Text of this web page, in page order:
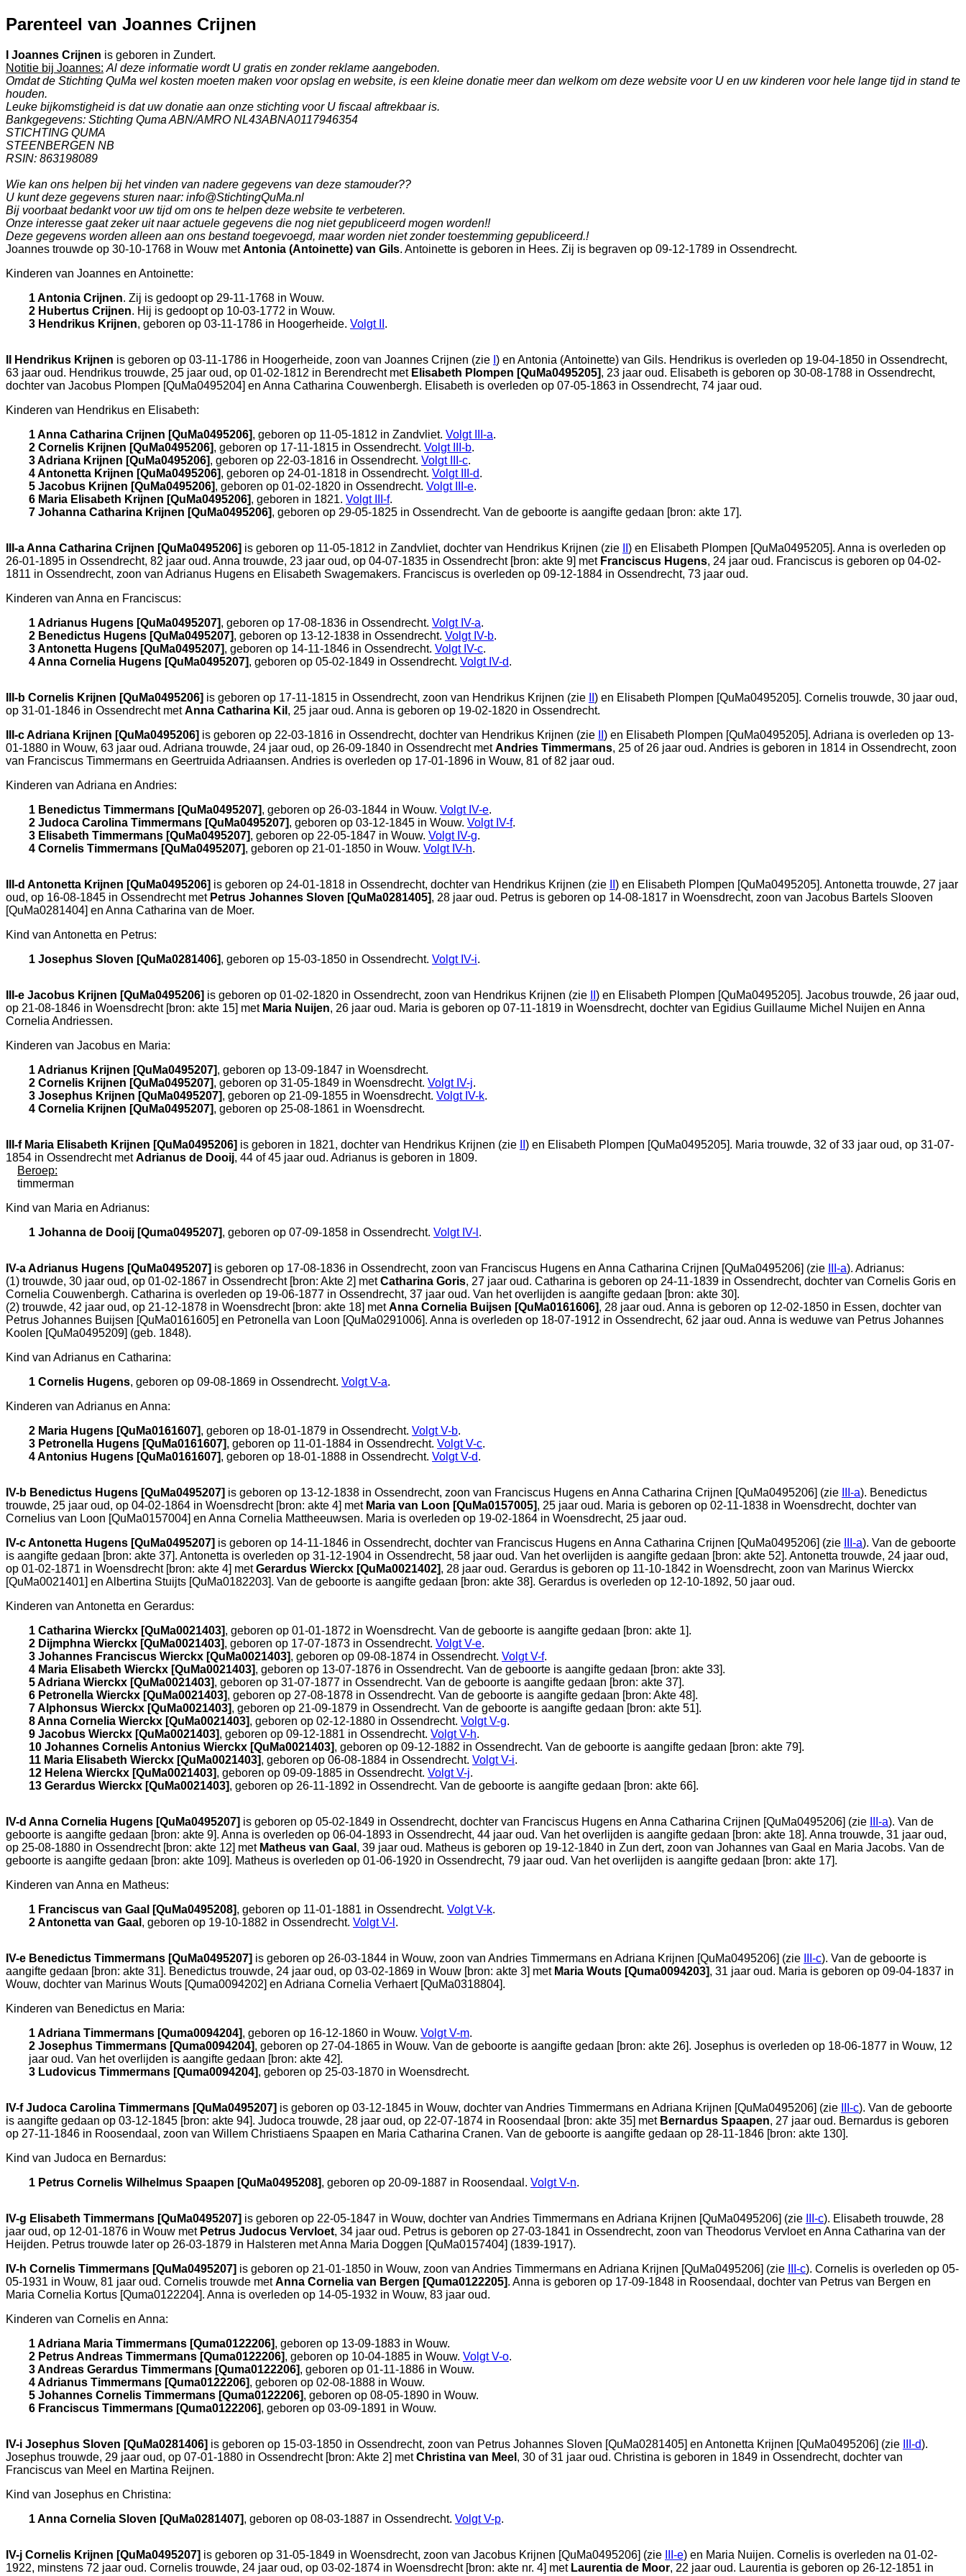
Parenteel van Joannes Crijnen
Joannes Crijnen is geboren in Zundert.
Notitie bij Joannes: Al deze informatie wordt U gratis en zonder reklame aangeboden.
Omdat de Stichting QuMa wel kosten moeten maken voor opslag en website, is een kleine donatie meer dan welkom om deze website voor U en uw kinderen voor hele lange tijd in stand te
houden.
Leuke bijkomstigheid is dat uw donatie aan onze stichting voor U fiscaal aftrekbaar is.
Bankgegevens: Stichting Quma ABN/AMRO NL43ABNA0117946354
STICHTING QUMA
STEENBERGEN NB
RSIN: 863198089
Wie kan ons helpen bij het vinden van nadere gegevens van deze stamouder??
U kunt deze gegevens sturen naar: info@StichtingQuMa.nl
Bij voorbaat bedankt voor uw tijd om ons te helpen deze website te verbeteren.
Onze interesse gaat zeker uit naar actuele gegevens die nog niet gepubliceerd mogen worden!!
Deze gegevens worden alleen aan ons bestand toegevoegd, maar worden niet zonder toestemming gepubliceerd.!
Joannes trouwde op 30-10-1768 in Wouw metAntonia (Antoinette) van Gils. Antoinette is geboren in Hees. Zij is begraven op 09-12-1789 in Ossendrecht.
Kinderen van Joannes en Antoinette:
1 Antonia Crijnen. Zij is gedoopt op 29-11-1768 in Wouw.
2 Hubertus Crijnen. Hij is gedoopt op 10-03-1772 in Wouw.
3 Hendrikus Krijnen, geboren op 03-11-1786 in Hoogerheide. Volgt .
Hendrikus Krijnen is geboren op 03-11-1786 in Hoogerheide, zoon van Joannes Crijnen (zie ) en Antonia (Antoinette) van Gils. Hendrikus is overleden op 19-04-1850 in Ossendrecht,
63 jaar oud. Hendrikus trouwde, 25 jaar oud, op 01-02-1812 in Berendrechtmet Elisabeth Plompen [QuMa0495205], 23 jaar oud. Elisabeth is geboren op 30-08-1788 in Ossendrecht,
dochter van Jacobus Plompen [QuMa0495204] en Anna Catharina Couwenbergh. Elisabeth is overleden op 07-05-1863 in Ossendrecht, 74 jaar oud.
Kinderen van Hendrikus en Elisabeth:
1 Anna Catharina Crijnen [QuMa0495206], geboren op 11-05-1812 in Zandvliet. Volgt III-a.
2 Cornelis Krijnen [QuMa0495206], geboren op 17-11-1815 in Ossendrecht. Volgt III-b.
3 Adriana Krijnen [QuMa0495206], geboren op 22-03-1816 in Ossendrecht. Volgt III-c.
4 Antonetta Krijnen [QuMa0495206], geboren op 24-01-1818 in Ossendrecht. Volgt III-d.
5 Jacobus Krijnen [QuMa0495206], geboren op 01-02-1820 in Ossendrecht. Volgt III-e.
6 Maria Elisabeth Krijnen [QuMa0495206], geboren in 1821. Volgt III-f.
7 Johanna Catharina Krijnen [QuMa0495206], geboren op 29-05-1825 in Ossendrecht. Van de geboorte is aangifte gedaan [bron: akte 17].
III-aAnna Catharina Crijnen [QuMa0495206] is geboren op 11-05-1812 in Zandvliet, dochter van Hendrikus Krijnen (zie ) en Elisabeth Plompen [QuMa0495205]. Anna is overleden op
26-01-1895 in Ossendrecht, 82 jaar oud. Anna trouwde, 23 jaar oud, op 04-07-1835 in Ossendrecht[bron: akte 9] met Franciscus Hugens, 24 jaar oud. Franciscus is geboren op 04-02-
1811 in Ossendrecht, zoon van Adrianus Hugens en Elisabeth Swagemakers. Franciscus is overleden op 09-12-1884 in Ossendrecht, 73 jaar oud.
Kinderen van Anna en Franciscus:
1 Adrianus Hugens [QuMa0495207], geboren op 17-08-1836 in Ossendrecht. Volgt IV-a.
2 Benedictus Hugens [QuMa0495207], geboren op 13-12-1838 in Ossendrecht. Volgt IV-b.
3 Antonetta Hugens [QuMa0495207], geboren op 14-11-1846 in Ossendrecht. Volgt IV-c.
4 Anna Cornelia Hugens [QuMa0495207], geboren op 05-02-1849 in Ossendrecht. Volgt IV-d.
III-b Cornelis Krijnen [QuMa0495206] is geboren op 17-11-1815 in Ossendrecht, zoon van Hendrikus Krijnen (zie ) en Elisabeth Plompen [QuMa0495205]. Cornelis trouwde, 30 jaar oud,
op 31-01-1846 in OssendrechtmetAnna Catharina Kil , 25 jaar oud. Anna is geboren op 19-02-1820 in Ossendrecht.
III-cAdriana Krijnen [QuMa0495206] is geboren op 22-03-1816 in Ossendrecht, dochter van Hendrikus Krijnen (zie ) en Elisabeth Plompen [QuMa0495205]. Adriana is overleden op 13-
01-1880 in Wouw, 63 jaar oud. Adriana trouwde, 24 jaar oud, op 26-09-1840 in OssendrechtmetAndries Timmermans, 25 of 26 jaar oud. Andries is geboren in 1814 in Ossendrecht, zoon
van Franciscus Timmermans en Geertruida Adriaansen. Andries is overleden op 17-01-1896 in Wouw, 81 of 82 jaar oud.
Kinderen van Adriana en Andries:
1 Benedictus Timmermans [QuMa0495207], geboren op 26-03-1844 in Wouw. Volgt IV-e.
2 Judoca Carolina Timmermans [QuMa0495207], geboren op 03-12-1845 in Wouw. Volgt IV-f.
3 Elisabeth Timmermans [QuMa0495207], geboren op 22-05-1847 in Wouw. Volgt IV-g.
4 Cornelis Timmermans [QuMa0495207], geboren op 21-01-1850 in Wouw. Volgt IV-h.
III-d Antonetta Krijnen [QuMa0495206] is geboren op 24-01-1818 in Ossendrecht, dochter van Hendrikus Krijnen (zie ) en Elisabeth Plompen [QuMa0495205]. Antonetta trouwde, 27 jaar
oud, op 16-08-1845 in Ossendrechtmet Petrus Johannes Sloven [QuMa0281405], 28 jaar oud. Petrus is geboren op 14-08-1817 in Woensdrecht, zoon van Jacobus Bartels Slooven
[QuMa0281404] en Anna Catharina van de Moer.
Kind van Antonetta en Petrus:
1 Josephus Sloven [QuMa0281406], geboren op 15-03-1850 in Ossendrecht. Volgt IV-i.
III-e Jacobus Krijnen [QuMa0495206] is geboren op 01-02-1820 in Ossendrecht, zoon van Hendrikus Krijnen (zie ) en Elisabeth Plompen [QuMa0495205]. Jacobus trouwde, 26 jaar oud,
op 21-08-1846 in Woensdrecht[bron: akte 15] met Maria Nuijen, 26 jaar oud. Maria is geboren op 07-11-1819 in Woensdrecht, dochter van Egidius Guillaume Michel Nuijen en Anna
Cornelia Andriessen.
Kinderen van Jacobus en Maria:
1 Adrianus Krijnen [QuMa0495207], geboren op 13-09-1847 in Woensdrecht.
2 Cornelis Krijnen [QuMa0495207], geboren op 31-05-1849 in Woensdrecht. Volgt IV-j.
3 Josephus Krijnen [QuMa0495207], geboren op 21-09-1855 in Woensdrecht. Volgt IV-k.
4 Cornelia Krijnen [QuMa0495207], geboren op 25-08-1861 in Woensdrecht.
III-fMaria Elisabeth Krijnen [QuMa0495206] is geboren in 1821, dochter van Hendrikus Krijnen (zie ) en Elisabeth Plompen [QuMa0495205]. Maria trouwde, 32 of 33 jaar oud, op 31-07-
1854 in OssendrechtmetAdrianus de Dooij, 44 of 45 jaar oud. Adrianus is geboren in 1809.
Beroep:
timmerman
Kind van Maria en Adrianus:
1 Johanna de Dooij [Quma0495207], geboren op 07-09-1858 in Ossendrecht. Volgt IV-l .
IV-aAdrianus Hugens [QuMa0495207] is geboren op 17-08-1836 in Ossendrecht, zoon van Franciscus Hugens en Anna Catharina Crijnen [QuMa0495206] (zie III-a). Adrianus:
(1) trouwde, 30 jaar oud, op 01-02-1867 in Ossendrecht[bron: Akte 2] metCatharina Goris, 27 jaar oud. Catharina is geboren op 24-11-1839 in Ossendrecht, dochter van Cornelis Goris en
Cornelia Couwenbergh. Catharina is overleden op 19-06-1877 in Ossendrecht, 37 jaar oud. Van het overlijden is aangifte gedaan [bron: akte 30].
(2) trouwde, 42 jaar oud, op 21-12-1878 in Woensdrecht[bron: akte 18] metAnna Cornelia Buijsen [QuMa0161606], 28 jaar oud. Anna is geboren op 12-02-1850 in Essen, dochter van
Petrus Johannes Buijsen [QuMa0161605] en Petronella van Loon [QuMa0291006]. Anna is overleden op 18-07-1912 in Ossendrecht, 62 jaar oud. Anna is weduwe van Petrus Johannes
Koolen [QuMa0495209] (geb. 1848).
Kind van Adrianus en Catharina:
1 Cornelis Hugens, geboren op 09-08-1869 in Ossendrecht. VolgtV-a.
Kinderen van Adrianus en Anna:
2 Maria Hugens [QuMa0161607], geboren op 18-01-1879 in Ossendrecht. VolgtV-b.
3 Petronella Hugens [QuMa0161607], geboren op 11-01-1884 in Ossendrecht. VolgtV-c.
4 Antonius Hugens [QuMa0161607], geboren op 18-01-1888 in Ossendrecht. VolgtV-d.
IV-b Benedictus Hugens [QuMa0495207] is geboren op 13-12-1838 in Ossendrecht, zoon van Franciscus Hugens en Anna Catharina Crijnen [QuMa0495206] (zie III-a). Benedictus
trouwde, 25 jaar oud, op 04-02-1864 in Woensdrecht[bron: akte 4] met Maria van Loon [QuMa0157005], 25 jaar oud. Maria is geboren op 02-11-1838 in Woensdrecht, dochter van
Cornelius van Loon [QuMa0157004] en Anna Cornelia Mattheeuwsen. Maria is overleden op 19-02-1864 in Woensdrecht, 25 jaar oud.
IV-cAntonetta Hugens [QuMa0495207] is geboren op 14-11-1846 in Ossendrecht, dochter van Franciscus Hugens en Anna Catharina Crijnen [QuMa0495206] (zie III-a). Van de geboorte
is aangifte gedaan [bron: akte 37]. Antonetta is overleden op 31-12-1904 in Ossendrecht, 58 jaar oud. Van het overlijden is aangifte gedaan [bron: akte 52]. Antonetta trouwde, 24 jaar oud,
op 01-02-1871 in Woensdrecht[bron: akte 4] metGerardus Wierckx [QuMa0021402], 28 jaar oud. Gerardus is geboren op 11-10-1842 in Woensdrecht, zoon van Marinus Wierckx
[QuMa0021401] en Albertina Stuijts [QuMa0182203]. Van de geboorte is aangifte gedaan [bron: akte 38]. Gerardus is overleden op 12-10-1892, 50 jaar oud.
Kinderen van Antonetta en Gerardus:
1 Catharina Wierckx [QuMa0021403], geboren op 01-01-1872 in Woensdrecht. Van de geboorte is aangifte gedaan [bron: akte 1].
2 Dijmphna Wierckx [QuMa0021403], geboren op 17-07-1873 in Ossendrecht. VolgtV-e.
3 Johannes Franciscus Wierckx [QuMa0021403], geboren op 09-08-1874 in Ossendrecht. VolgtV-f.
4 Maria Elisabeth Wierckx [QuMa0021403], geboren op 13-07-1876 in Ossendrecht. Van de geboorte is aangifte gedaan [bron: akte 33].
5 Adriana Wierckx [QuMa0021403], geboren op 31-07-1877 in Ossendrecht. Van de geboorte is aangifte gedaan [bron: akte 37].
6 Petronella Wierckx [QuMa0021403], geboren op 27-08-1878 in Ossendrecht. Van de geboorte is aangifte gedaan [bron: Akte 48].
7 Alphonsus Wierckx [QuMa0021403], geboren op 21-09-1879 in Ossendrecht. Van de geboorte is aangifte gedaan [bron: akte 51].
8 Anna Cornelia Wierckx [QuMa0021403], geboren op 02-12-1880 in Ossendrecht. VolgtV-g.
9 Jacobus Wierckx [QuMa0021403], geboren op 09-12-1881 in Ossendrecht. VolgtV-h.
10 Johannes Cornelis Antonius Wierckx [QuMa0021403], geboren op 09-12-1882 in Ossendrecht. Van de geboorte is aangifte gedaan [bron: akte 79].
11 Maria Elisabeth Wierckx [QuMa0021403], geboren op 06-08-1884 in Ossendrecht. VolgtV-i.
12 Helena Wierckx [QuMa0021403], geboren op 09-09-1885 in Ossendrecht. VolgtV-j.
13 Gerardus Wierckx [QuMa0021403], geboren op 26-11-1892 in Ossendrecht. Van de geboorte is aangifte gedaan [bron: akte 66].
IV-d Anna Cornelia Hugens [QuMa0495207] is geboren op 05-02-1849 in Ossendrecht, dochter van Franciscus Hugens en Anna Catharina Crijnen [QuMa0495206] (zie III-a). Van de
geboorte is aangifte gedaan [bron: akte 9]. Anna is overleden op 06-04-1893 in Ossendrecht, 44 jaar oud. Van het overlijden is aangifte gedaan [bron: akte 18]. Anna trouwde, 31 jaar oud,
op 25-08-1880 in Ossendrecht[bron: akte 12] met Matheus van Gaal , 39 jaar oud. Matheus is geboren op 19-12-1840 in Zun dert, zoon van Johannes van Gaal en Maria Jacobs. Van de
geboorte is aangifte gedaan [bron: akte 109]. Matheus is overleden op 01-06-1920 in Ossendrecht, 79 jaar oud. Van het overlijden is aangifte gedaan [bron: akte 17].
Kinderen van Anna en Matheus:
1 Franciscus van Gaal [QuMa0495208], geboren op 11-01-1881 in Ossendrecht. VolgtV-k.
2 Antonetta van Gaal , geboren op 19-10-1882 in Ossendrecht. VolgtV-l .
IV-e Benedictus Timmermans [QuMa0495207] is geboren op 26-03-1844 in Wouw, zoon van Andries Timmermans en Adriana Krijnen [QuMa0495206] (zie III-c). Van de geboorte is
aangifte gedaan [bron: akte 31]. Benedictus trouwde, 24 jaar oud, op 03-02-1869 in Wouw [bron: akte 3] met Maria Wouts [Quma0094203], 31 jaar oud. Maria is geboren op 09-04-1837 in
Wouw, dochter van Marinus Wouts [Quma0094202] en Adriana Cornelia Verhaert [QuMa0318804].
Kinderen van Benedictus en Maria:
1 Adriana Timmermans [Quma0094204], geboren op 16-12-1860 in Wouw. VolgtV-m.
2 Josephus Timmermans [Quma0094204], geboren op 27-04-1865 in Wouw. Van de geboorte is aangifte gedaan [bron: akte 26]. Josephus is overleden op 18-06-1877 in Wouw, 12
jaar oud. Van het overlijden is aangifte gedaan [bron: akte 42].
3 Ludovicus Timmermans [Quma0094204], geboren op 25-03-1870 in Woensdrecht.
IV-fJudoca Carolina Timmermans [QuMa0495207] is geboren op 03-12-1845 in Wouw, dochter van Andries Timmermans en Adriana Krijnen [QuMa0495206] (zie III-c). Van de geboorte
is aangifte gedaan op 03-12-1845 [bron: akte 94]. Judoca trouwde, 28 jaar oud, op 22-07-1874 in Roosendaal [bron: akte 35] met Bernardus Spaapen, 27 jaar oud. Bernardus is geboren
op 27-11-1846 in Roosendaal , zoon van Willem Christiaens Spaapen en Maria Catharina Cranen. Van de geboorte is aangifte gedaan op 28-11-1846 [bron: akte 130].
Kind van Judoca en Bernardus:
1 Petrus Cornelis Wilhelmus Spaapen [QuMa0495208], geboren op 20-09-1887 in Roosendaal . VolgtV-n.
IV-g Elisabeth Timmermans [QuMa0495207] is geboren op 22-05-1847 in Wouw, dochter van Andries Timmermans en Adriana Krijnen [QuMa0495206] (zie III-c). Elisabeth trouwde, 28
jaar oud, op 12-01-1876 in Wouw met Petrus Judocus Vervloet, 34 jaar oud. Petrus is geboren op 27-03-1841 in Ossendrecht, zoon van Theodorus Vervloet en Anna Catharina van der
Heijden. Petrus trouwde later op 26-03-1879 in Halsteren metAnna Maria Doggen [QuMa0157404] (1839-1917).
IV-h Cornelis Timmermans [QuMa0495207] is geboren op 21-01-1850 in Wouw, zoon van Andries Timmermans en Adriana Krijnen [QuMa0495206] (zie III-c). Cornelis is overleden op 05-
05-1931 in Wouw, 81 jaar oud. Cornelis trouwde metAnna Cornelia van Bergen [Quma0122205]. Anna is geboren op 17-09-1848 in Roosendaal , dochter van Petrus van Bergen en
Maria Cornelia Kortus [Quma0122204]. Anna is overleden op 14-05-1932 in Wouw, 83 jaar oud.
Kinderen van Cornelis en Anna:
1 Adriana Maria Timmermans [Quma0122206], geboren op 13-09-1883 in Wouw.
2 Petrus Andreas Timmermans [Quma0122206], geboren op 10-04-1885 in Wouw. VolgtV-o.
3 Andreas Gerardus Timmermans [Quma0122206], geboren op 01-11-1886 in Wouw.
4 Adrianus Timmermans [Quma0122206], geboren op 02-08-1888 in Wouw.
5 Johannes Cornelis Timmermans [Quma0122206], geboren op 08-05-1890 in Wouw.
6 Franciscus Timmermans [Quma0122206], geboren op 03-09-1891 in Wouw.
IV-i Josephus Sloven [QuMa0281406] is geboren op 15-03-1850 in Ossendrecht, zoon van Petrus Johannes Sloven [QuMa0281405] en Antonetta Krijnen [QuMa0495206] (zie III-d).
Josephus trouwde, 29 jaar oud, op 07-01-1880 in Ossendrecht[bron: Akte 2] metChristina van Meel , 30 of 31 jaar oud. Christina is geboren in 1849 in Ossendrecht, dochter van
Franciscus van Meel en Martina Reijnen.
Kind van Josephus en Christina:
1 Anna Cornelia Sloven [QuMa0281407], geboren op 08-03-1887 in Ossendrecht. VolgtV-p.
IV-j Cornelis Krijnen [QuMa0495207] is geboren op 31-05-1849 in Woensdrecht, zoon van Jacobus Krijnen [QuMa0495206] (zie III-e) en Maria Nuijen. Cornelis is overleden na 01-02-
1922, minstens 72 jaar oud. Cornelis trouwde, 24 jaar oud, op 03-02-1874 in Woensdrecht[bron: akte nr. 4] met Laurentia de Moor, 22 jaar oud. Laurentia is geboren op 26-12-1851 in